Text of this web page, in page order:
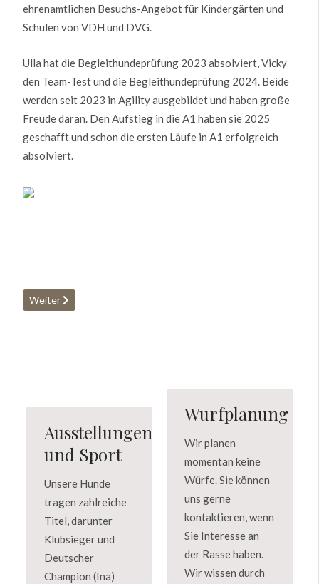
ehrenamtlichen Besuchs-Angebot für Kindergärten und
Schulen von VDH und DVG.
Ulla hat die Begleithundeprüfung 2023 absolviert, Vicky
den Team-Test und die Begleithundeprüfung 2024. Beide
werden seit 2023 in Agility ausgebildet und haben große
Freude daran. Den Aufstieg in die A1 haben sie 2025
geschafft und schon die ersten Läufe in A1 erfolgreich
absolviert.
Nächster Beitrag: Wurfplanung
Weiter
Ausstellungen
und Sport
Unsere Hunde
tragen zahlreiche
Titel, darunter
Klubsieger und
Deutscher
Champion (Ina)
Wurfplanung
Wir planen
momentan keine
Würfe. Sie können
uns gerne
kontaktieren, wenn
Sie Interesse an
der Rasse haben.
Wir wissen durch